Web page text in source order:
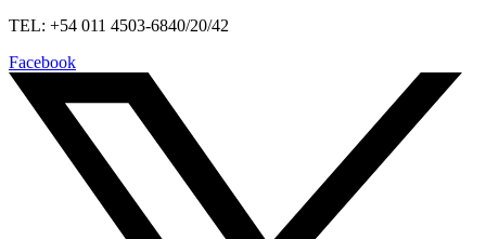
TEL: +54 011 4503-6840/20/42
Facebook